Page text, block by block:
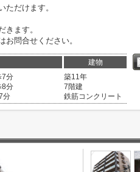
ただけます。
ます。
問合せください。
建物
7分
8分
分
築11年
7階建
鉄筋コンクリート